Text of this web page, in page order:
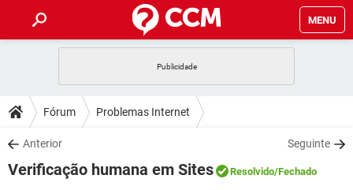
MENU
CELULAR FACEBOOK
OUTLOOK
INSTAGRAM GMAIL
DICAS
JOGOS WHATSAPP
DOWNLOADS
JOGOS WHATSAPP
Fórum Problemas Internet
Anterior Seguinte
Verificação humana em Sites Resolvido/Fechado